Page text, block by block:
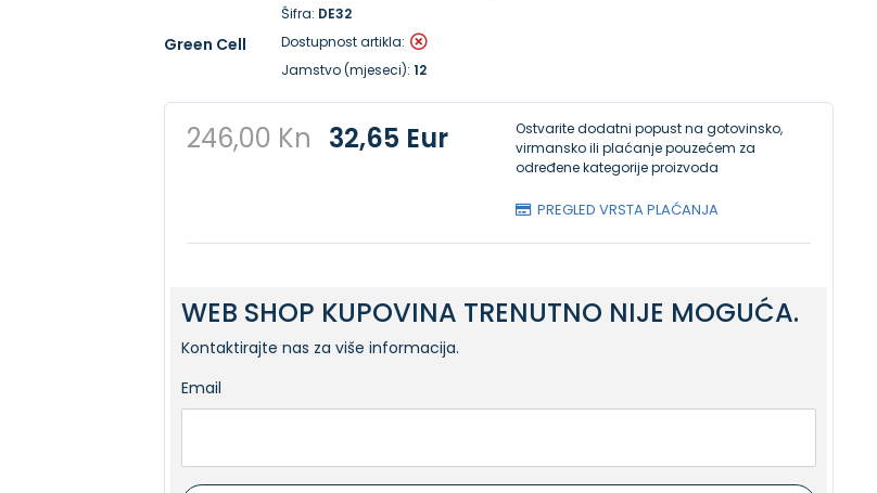
Green Cell
Šifra: DE32
Dostupnost artikla:
Jamstvo (mjeseci): 12
246,00 Kn 32,65 Eur
Ostvarite dodatni popust na gotovinsko,
virmansko ili plaćanje pouzećem za
određene kategorije proizvoda
PREGLED VRSTA PLAĆANJA
WEB SHOP KUPOVINA TRENUTNO NIJE MOGUĆA.
Kontaktirajte nas za više informacija.
Email